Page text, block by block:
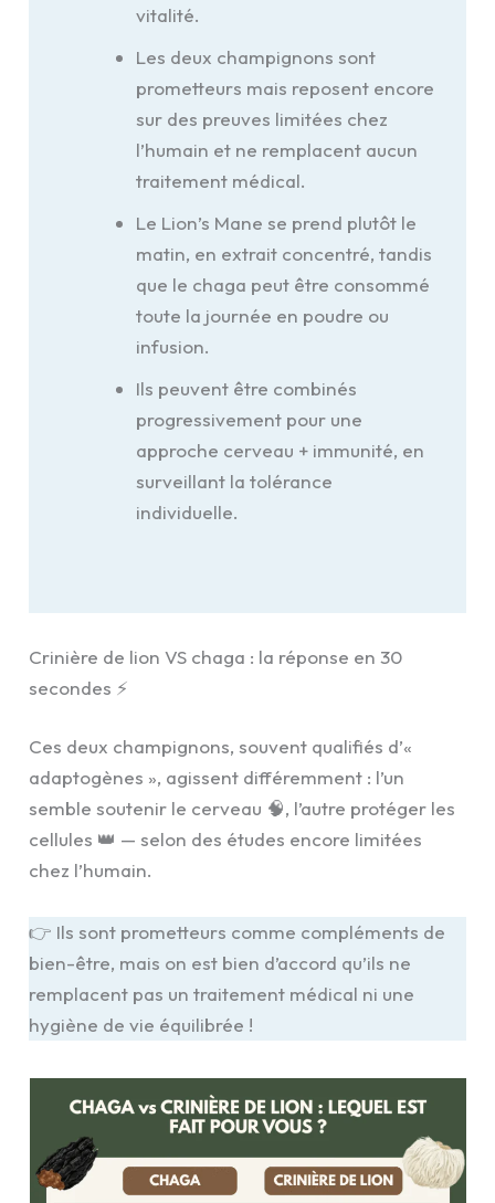
vitalité.
Les deux champignons sont
prometteurs mais reposent encore
sur des preuves limitées chez
l’humain et ne remplacent aucun
traitement médical.
Le Lion’s Mane se prend plutôt le
matin, en extrait concentré, tandis
que le chaga peut être consommé
toute la journée en poudre ou
infusion.
Ils peuvent être combinés
progressivement pour une
approche cerveau + immunité, en
surveillant la tolérance
individuelle.
Crinière de lion VS chaga : la réponse en 30
secondes ⚡
Ces deux champignons, souvent qualifiés d’«
adaptogènes », agissent différemment : l’un
semble soutenir le cerveau 🧠, l’autre protéger les
cellules 👑 — selon des études encore limitées
chez l’humain.
👉 Ils sont prometteurs comme compléments de
bien-être, mais on est bien d’accord qu’ils ne
remplacent pas un traitement médical ni une
hygiène de vie équilibrée !